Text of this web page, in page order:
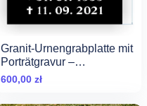
Granit-Urnengrabplatte mit
Porträtgravur –
Fotorealistisches
600,00 zł